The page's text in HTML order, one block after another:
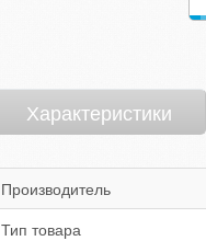
Характеристики
Производитель
Тип товара